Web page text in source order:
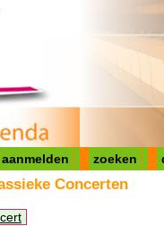
zoeken
Concerten